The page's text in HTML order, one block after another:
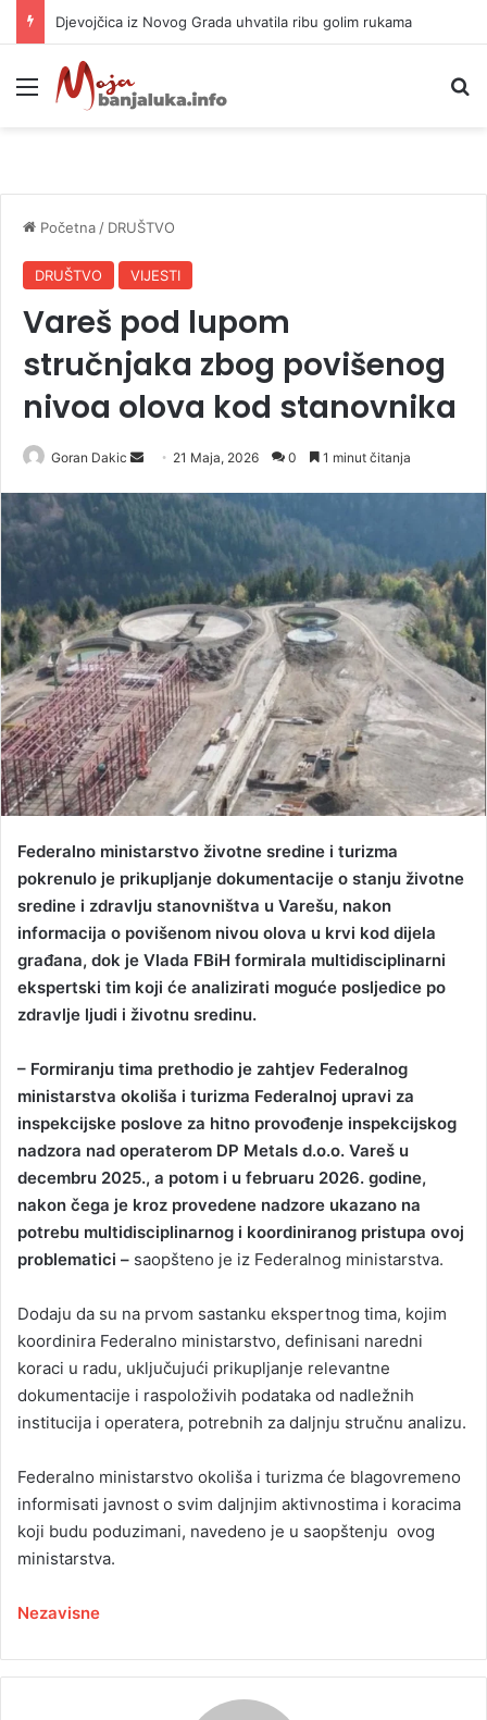
Djevojčica iz Novog Grada uhvatila ribu golim rukama
Meni
Početna / DRUŠTVO
DRUŠTVO VIJESTI
Vareš pod lupom
stručnjaka zbog povišenog
nivoa olova kod stanovnika
Goran Dakic
n
d
n
e
m
a
i
l
21 Maja, 2026 0 1 minut čitanja
Federalno ministarstvo životne sredine i turizma
pokrenulo je prikupljanje dokumentacije o stanju životne
sredine i zdravlju stanovništva u Varešu, nakon
informacija o povišenom nivou olova u krvi kod dijela
građana, dok je Vlada FBiH formirala multidisciplinarni
ekspertski tim koji će analizirati moguće posljedice po
zdravlje ljudi i životnu sredinu.
– Formiranju tima prethodio je zahtjev Federalnog
ministarstva okoliša i turizma Federalnoj upravi za
inspekcijske poslove za hitno provođenje inspekcijskog
nadzora nad operaterom DP Metals d.o.o. Vareš u
decembru 2025., a potom i u februaru 2026. godine,
nakon čega je kroz provedene nadzore ukazano na
potrebu multidisciplinarnog i koordiniranog pristupa ovoj
problematici – saopšteno je iz Federalnog ministarstva.
Dodaju da su na prvom sastanku ekspertnog tima, kojim
koordinira Federalno ministarstvo, definisani naredni
koraci u radu, uključujući prikupljanje relevantne
dokumentacije i raspoloživih podataka od nadležnih
institucija i operatera, potrebnih za daljnju stručnu analizu.
Federalno ministarstvo okoliša i turizma će blagovremeno
informisati javnost o svim daljnjim aktivnostima i koracima
koji budu poduzimani, navedeno je u saopštenju ovog
ministarstva.
Nezavisne